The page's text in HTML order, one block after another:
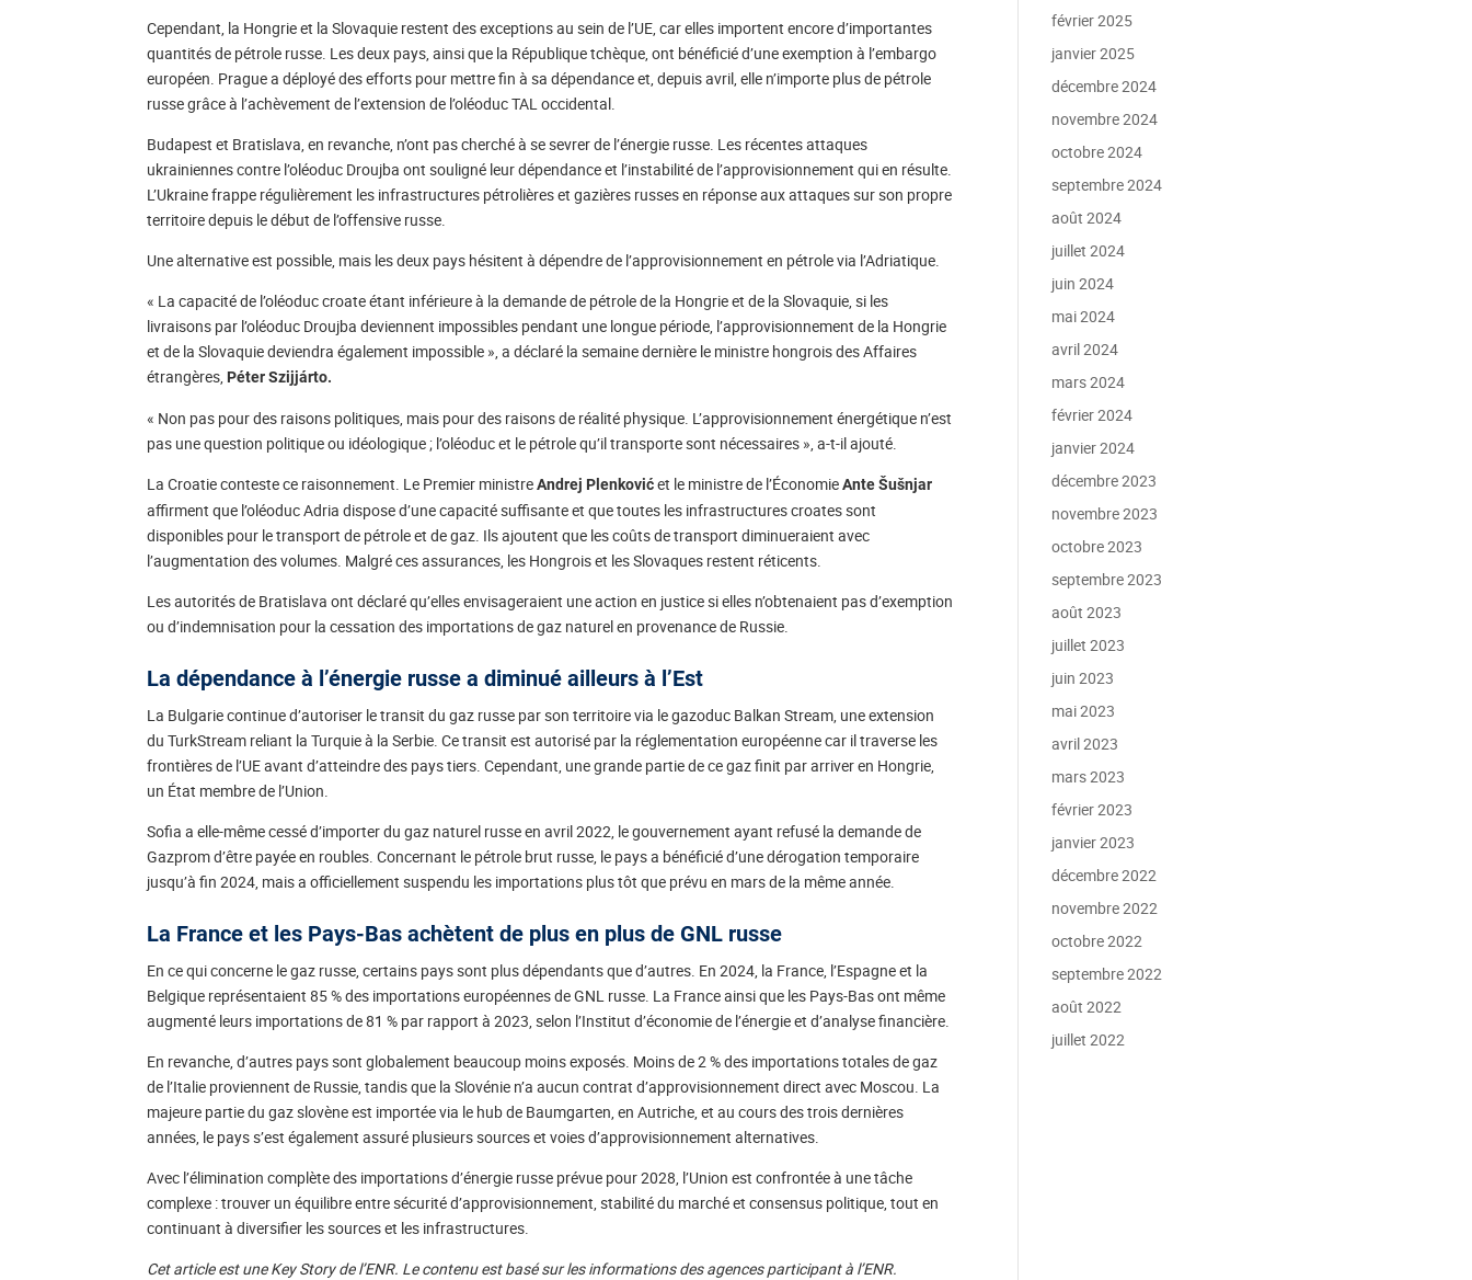
Cependant, la Hongrie et la Slovaquie restent des exceptions au sein de l’UE, car elles importent encore d’importantes
quantités de pétrole russe. Les deux pays, ainsi que la République tchèque, ont bénéficié d’une exemption à l’embargo
européen. Prague a déployé des efforts pour mettre fin à sa dépendance et, depuis avril, elle n’importe plus de pétrole
russe grâce à l’achèvement de l’extension de l’oléoduc TAL occidental.
Budapest et Bratislava, en revanche, n’ont pas cherché à se sevrer de l’énergie russe. Les récentes attaques
ukrainiennes contre l’oléoduc Droujba ont souligné leur dépendance et l’instabilité de l’approvisionnement qui en résulte.
L’Ukraine frappe régulièrement les infrastructures pétrolières et gazières russes en réponse aux attaques sur son propre
territoire depuis le début de l’offensive russe.
Une alternative est possible, mais les deux pays hésitent à dépendre de l’approvisionnement en pétrole via l’Adriatique.
« La capacité de l’oléoduc croate étant inférieure à la demande de pétrole de la Hongrie et de la Slovaquie, si les
livraisons par l’oléoduc Droujba deviennent impossibles pendant une longue période, l’approvisionnement de la Hongrie
et de la Slovaquie deviendra également impossible », a déclaré la semaine dernière le ministre hongrois des Affaires
étrangères, Péter Szijjárto.
« Non pas pour des raisons politiques, mais pour des raisons de réalité physique. L’approvisionnement énergétique n’est
pas une question politique ou idéologique ; l’oléoduc et le pétrole qu’il transporte sont nécessaires », a-t-il ajouté.
La Croatie conteste ce raisonnement. Le Premier ministreAndrej Plenkovićet le ministre de l’ÉconomieAnte Šušnjar
affirment que l’oléoduc Adria dispose d’une capacité suffisante et que toutes les infrastructures croates sont
disponibles pour le transport de pétrole et de gaz. Ils ajoutent que les coûts de transport diminueraient avec
l’augmentation des volumes. Malgré ces assurances, les Hongrois et les Slovaques restent réticents.
Les autorités de Bratislava ont déclaré qu’elles envisageraient une action en justice si elles n’obtenaient pas d’exemption
ou d’indemnisation pour la cessation des importations de gaz naturel en provenance de Russie.
La dépendance à l’énergie russe a diminué ailleurs à l’Est
La Bulgarie continue d’autoriser le transit du gaz russe par son territoire via le gazoduc Balkan Stream, une extension
du TurkStream reliant la Turquie à la Serbie. Ce transit est autorisé par la réglementation européenne car il traverse les
frontières de l’UE avant d’atteindre des pays tiers. Cependant, une grande partie de ce gaz finit par arriver en Hongrie,
un État membre de l’Union.
Sofia a elle-même cessé d’importer du gaz naturel russe en avril 2022, le gouvernement ayant refusé la demande de
Gazprom d’être payée en roubles. Concernant le pétrole brut russe, le pays a bénéficié d’une dérogation temporaire
jusqu’à fin 2024, mais a officiellement suspendu les importations plus tôt que prévu en mars de la même année.
La France et les Pays-Bas achètent de plus en plus de GNL russe
En ce qui concerne le gaz russe, certains pays sont plus dépendants que d’autres. En 2024, la France, l’Espagne et la
Belgique représentaient 85 % des importations européennes de GNL russe. La France ainsi que les Pays-Bas ont même
augmenté leurs importations de 81 % par rapport à 2023, selon l’Institut d’économie de l’énergie et d’analyse financière.
En revanche, d’autres pays sont globalement beaucoup moins exposés. Moins de 2 % des importations totales de gaz
de l’Italie proviennent de Russie, tandis que la Slovénie n’a aucun contrat d’approvisionnement direct avec Moscou. La
majeure partie du gaz slovène est importée via le hub de Baumgarten, en Autriche, et au cours des trois dernières
années, le pays s’est également assuré plusieurs sources et voies d’approvisionnement alternatives.
Avec l’élimination complète des importations d’énergie russe prévue pour 2028, l’Union est confrontée à une tâche
complexe : trouver un équilibre entre sécurité d’approvisionnement, stabilité du marché et consensus politique, tout en
continuant à diversifier les sources et les infrastructures.
Cet article est une Key Story de l’ENR. Le contenu est basé sur les informations des agences participant à l’ENR.
février 2025
janvier 2025
décembre 2024
novembre 2024
octobre 2024
septembre 2024
août 2024
juillet 2024
juin 2024
mai 2024
avril 2024
mars 2024
février 2024
janvier 2024
décembre 2023
novembre 2023
octobre 2023
septembre 2023
août 2023
juillet 2023
juin 2023
mai 2023
avril 2023
mars 2023
février 2023
janvier 2023
décembre 2022
novembre 2022
octobre 2022
septembre 2022
août 2022
juillet 2022